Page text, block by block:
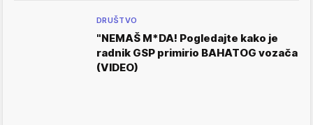
DRUŠTVO
"NEMAŠ M*DA! Pogledajte kako je
radnik GSP primirio BAHATOG vozača
(VIDEO)